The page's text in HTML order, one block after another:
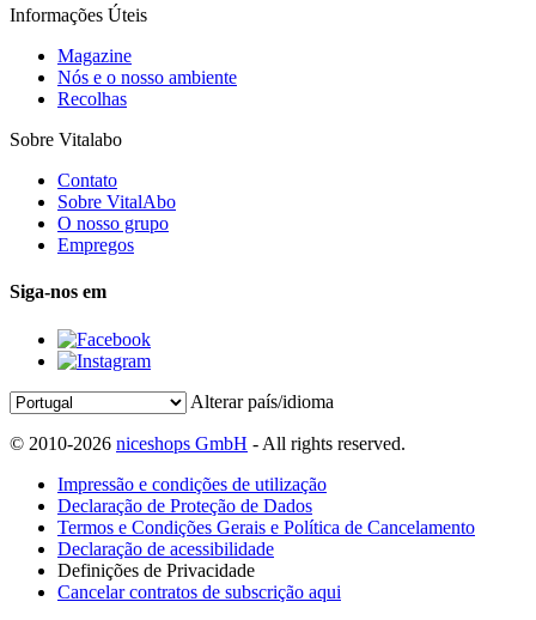
Informações Úteis
Magazine
Nós e o nosso ambiente
Recolhas
Sobre Vitalabo
Contato
Sobre VitalAbo
O nosso grupo
Empregos
Siga-nos em
Alterar país/idioma
© 2010-2026 niceshops GmbH - All rights reserved.
Impressão e condições de utilização
Declaração de Proteção de Dados
Termos e Condições Gerais e Política de Cancelamento
Declaração de acessibilidade
Definições de Privacidade
Cancelar contratos de subscrição aqui